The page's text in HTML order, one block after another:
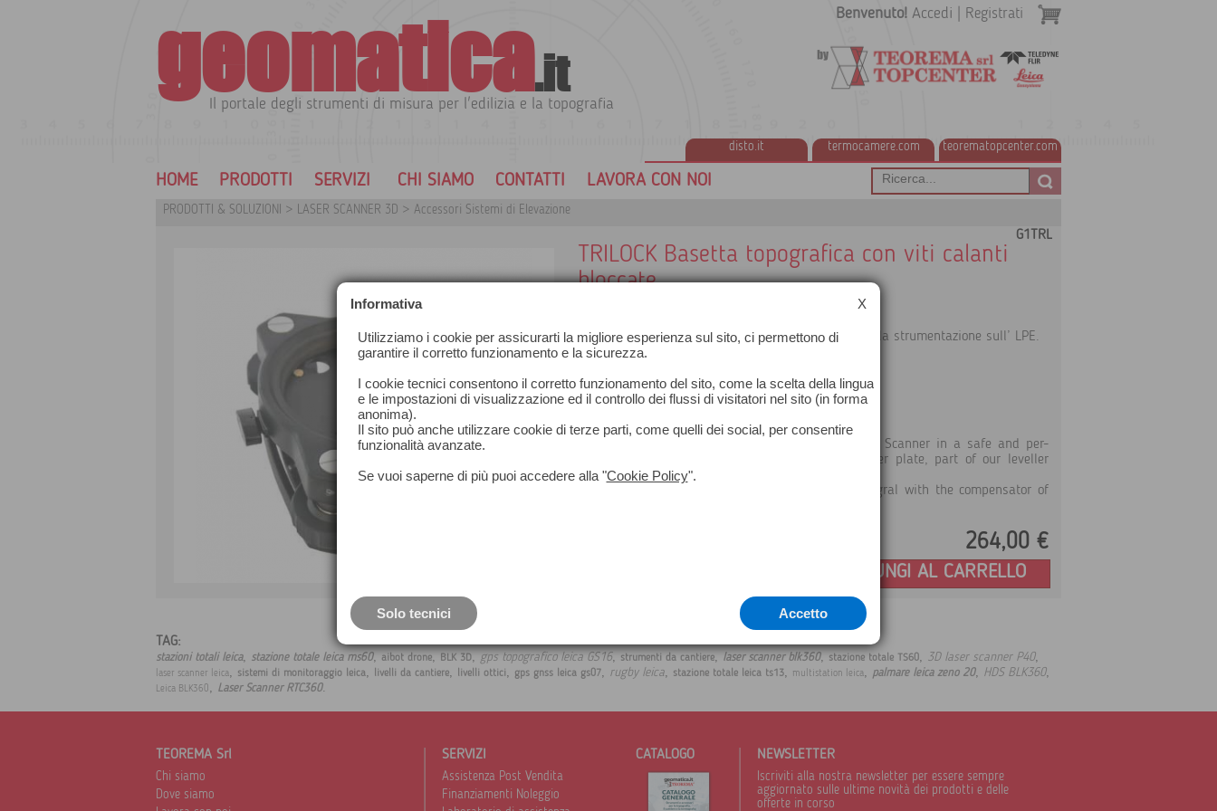
geomatica.it
Il portale degli strumenti di misura per l'edilizia e la topografia
disto.it termocamere.com teorematopcenter.com
Benvenuto! Accedi Registrati
HOME PRODOTTI SERVIZI CHI SIAMO CONTATTI LAVORA CON NOI
PRODOTTI & SOLUZIONI > LASER SCANNER 3D > Accessori Sistemi di Elevazione
G1TRL
TRILOCK Basetta topografica con viti calanti
bloccate
Basetta topografica consigliata per il montaggio della strumentazione sull’ LPE.
Topographic tribach with blocked footscrews.
Trilock has been realized to fix, any type of Laser Scanner in a safe and per-
fectly leveled way, to the 5/8’’ thread of the upper plate, part of our leveller
LEVEL-PLANE EVO 16.
In this way the leveling of the LPE16 will be integral with the compensator of
264,00 €
AGGIUNGI AL CARRELLO
TAG:
stazioni totali leica, stazione totale leica ms60, aibot drone, BLK 3D, gps topografico leica GS16, strumenti da cantiere, laser scanner blk360, stazione totale TS60, 3D laser scanner P40,
laser scanner leica, sistemi di monitoraggio leica, livelli da cantiere, livelli ottici, gps gnss leica gs07, rugby leica, stazione totale leica ts13, multistation leica, palmare leica zeno 20, HDS BLK360,
Leica BLK360, Laser Scanner RTC360.
TEOREMA Srl
Chi siamo
Dove siamo
SERVIZI
Assistenza Post Vendita
Finanziamenti Noleggio
CATALOGO NEWSLETTER
Iscriviti alla nostra newsletter per essere sempre
aggiornato sulle ultime novità dei prodotti e delle
offerte in corso
Informativa X
Utilizziamo i cookie per assicurarti la migliore esperienza sul sito, ci permettono di
garantire il corretto funzionamento e la sicurezza.
I cookie tecnici consentono il corretto funzionamento del sito, come la scelta della lingua
e le impostazioni di visualizzazione ed il controllo dei flussi di visitatori nel sito (in forma
anonima).
Il sito può anche utilizzare cookie di terze parti, come quelli dei social, per consentire
funzionalità avanzate.
Se vuoi saperne di più puoi accedere alla "Cookie Policy".
Solo tecnici Accetto